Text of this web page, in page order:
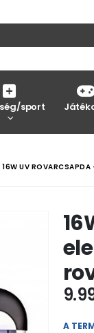
sport
16W UV
A